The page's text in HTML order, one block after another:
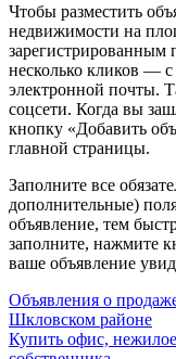
Чтобы разместить
недвижимости на
зарегистрированным
несколько кликов —
электронной почты.
соцсети. Когда вы
кнопку «Добавить
главной страницы.
Заполните все
дополнительные)
объявление, тем
заполните, нажмите
ваше объявление
Объявления о
Шкловском районе
Купить офис,